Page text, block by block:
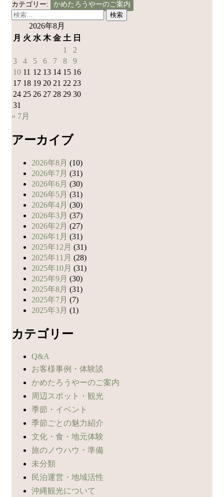
カテゴリー: かめたろうやーのご案内
検
2026年8月
月 火 水 木 金 土 日
1
2
3
4 5 6 7 8
9
10 11 12 13 14 15 16
17 18 19 20 21 22 23
24 25 26 27 28 29 30
31
« 7月
アーカイブ
2026年8月 (10)
2026年7月 (31)
2026年6月 (30)
2026年5月 (31)
2026年4月 (30)
2026年3月 (37)
2026年2月 (27)
2026年1月 (31)
2025年12月 (31)
2025年11月 (28)
2025年10月 (31)
2025年9月 (30)
2025年8月 (31)
2025年7月 (7)
2025年3月 (1)
カテゴリー
Q&A
お客様事例・体験談
かめたろうやーのご案内
周辺スポット・観光
季節・イベント
季節ごとの魅力紹介
文化・食・地元体験
旅のノウハウ・準備
未分類
民泊運営・地域活性
沖縄観光について